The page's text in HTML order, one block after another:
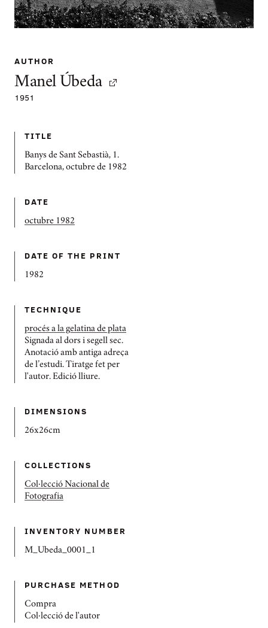
AUTHOR
Manel Úbeda
1951
TITLE
Banys de Sant Sebastià, 1.
Barcelona, octubre de 1982
DATE
octubre 1982
DATE OF THE PRINT
1982
TECHNIQUE
procés a la gelatina de plata
Signada al dors i segell sec.
Anotació amb antiga adreça
de l’estudi. Tiratge fet per
l'autor. Edició lliure.
DIMENSIONS
26x26cm
COLLECTIONS
Col·lecció Nacional de
Fotografia
INVENTORY NUMBER
M_Ubeda_0001_1
PURCHASE METHOD
Compra
Col·lecció de l'autor